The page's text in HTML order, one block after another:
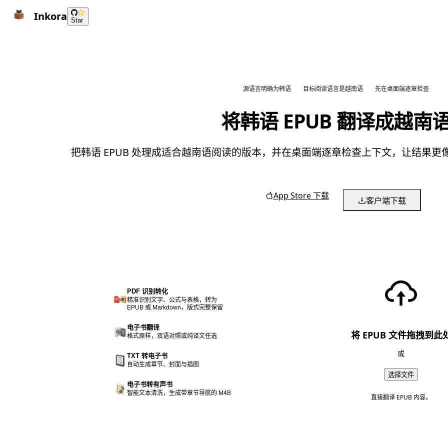
Inkora Star
源语言明确为韩语 目标阅读语言是越南语 先在桌面端逐章检查
将韩语 EPUB 翻译成越南
把韩语 EPUB 处理成适合越南语阅读的版本，并在桌面端逐章检查上下文，让结果
App Store 下载 客户端下载
PDF 识别转化
精准识别文字、公式与表格，转为
EPUB 或 Markdown，版式完整保留
电子书翻译
格式原样，双语对照或纯译文任选
TXT 转电子书
自动生成章节、封面与插图
电子书转有声书
智能文本清洗，生成带章节导航的 M4B
将 EPUB 文件拖拽到此
或
选择文件
直接翻译 EPUB 内容。